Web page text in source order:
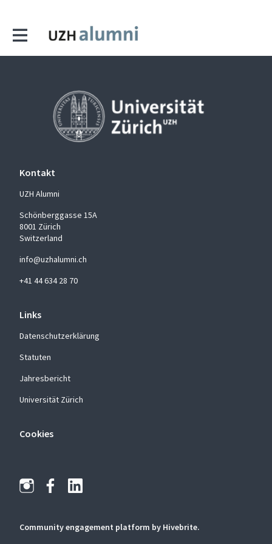
Kontakt
UZH Alumni
Schönberggasse 15A
8001 Zürich
Switzerland
info@uzhalumni.ch
+41 44 634 28 70
Links
Datenschutzerklärung
Statuten
Jahresbericht
Universität Zürich
Cookies
Community engagement platform by Hivebrite.